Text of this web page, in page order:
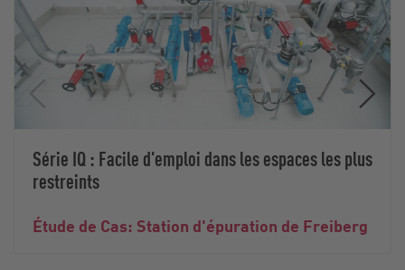
Série IQ : Facile d'emploi dans les espaces les plus
restreints
Étude de Cas: Station d'épuration de Freiberg